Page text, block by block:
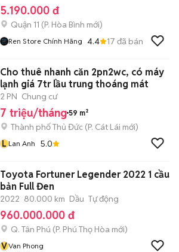
5.190.000 đ
Quận 11 (P. Hòa Bình mới)
Ren Store Chính Hãng 4.4 17 đã bán
Cho thuê nhanh căn 2pn2wc, có máy
lạnh giá 7tr lầu trung thoáng mát
2 PN Chung cư
7 triệu/tháng 59 m²
Thành phố Thủ Đức (P. Cát Lái mới)
L Lan Anh 5.0
Toyota Fortuner Legender 2022 1 cầu
bản Full Đen
2022 80.000 km Dầu Tự động
960.000.000 đ
Q. Tân Phú (P. Phú Thọ Hòa mới)
VVan Phong